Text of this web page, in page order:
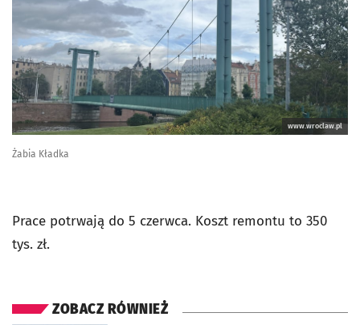
www.wroclaw.pl
Żabia Kładka
Prace potrwają do 5 czerwca. Koszt remontu to 350
tys. zł.
ZOBACZ RÓWNIEŻ